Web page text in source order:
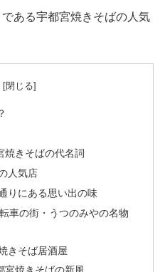
ある宇都宮焼きそばの人気
焼きそばの代名詞
人気店
りにある思い出の味
車の街・うつのみやの名物
きそば居酒屋